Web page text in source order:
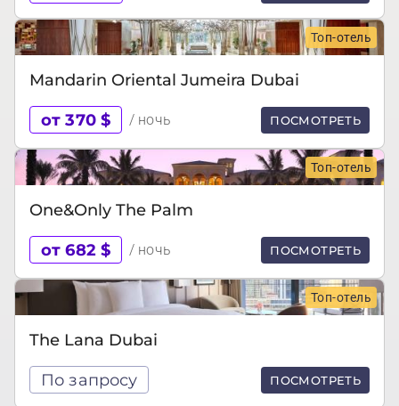
Топ-отель
Mandarin Oriental Jumeira Dubai
от 370 $ / ночь ПОСМОТРЕТЬ
Топ-отель
One&Only The Palm
от 682 $ / ночь ПОСМОТРЕТЬ
Топ-отель
The Lana Dubai
По запросу ПОСМОТРЕТЬ